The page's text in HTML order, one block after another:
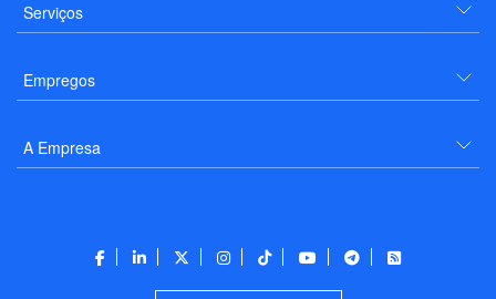
Serviços
Empregos
A Empresa